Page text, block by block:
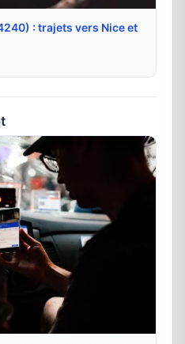
: trajets vers Nice et